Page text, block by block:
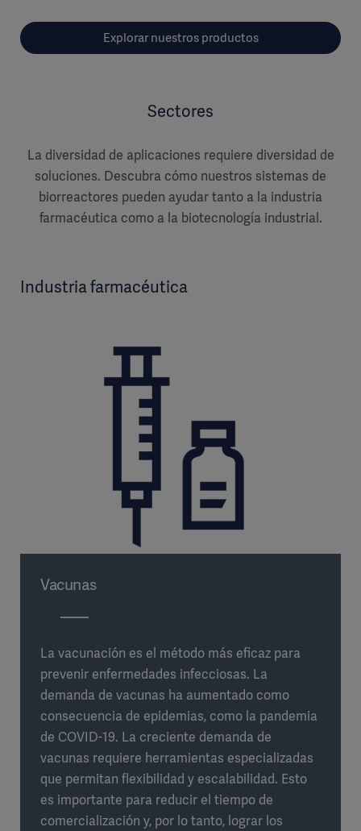
Explorar nuestros productos
Sectores
La diversidad de aplicaciones requiere diversidad de
soluciones. Descubra cómo nuestros sistemas de
biorreactores pueden ayudar tanto a la industria
farmacéutica como a la biotecnología industrial.
Industria farmacéutica
Vacunas
La vacunación es el método más eficaz para
prevenir enfermedades infecciosas. La
demanda de vacunas ha aumentado como
consecuencia de epidemias, como la pandemia
de COVID-19. La creciente demanda de
vacunas requiere herramientas especializadas
que permitan flexibilidad y escalabilidad. Esto
es importante para reducir el tiempo de
comercialización y, por lo tanto, lograr los